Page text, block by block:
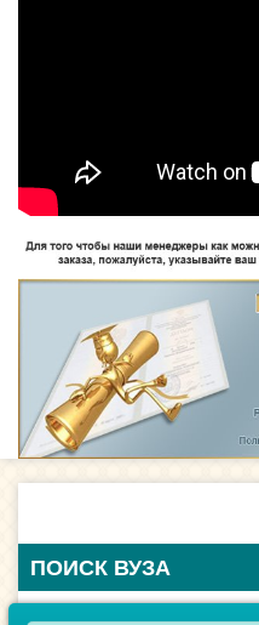
ПОИСК ВУЗА